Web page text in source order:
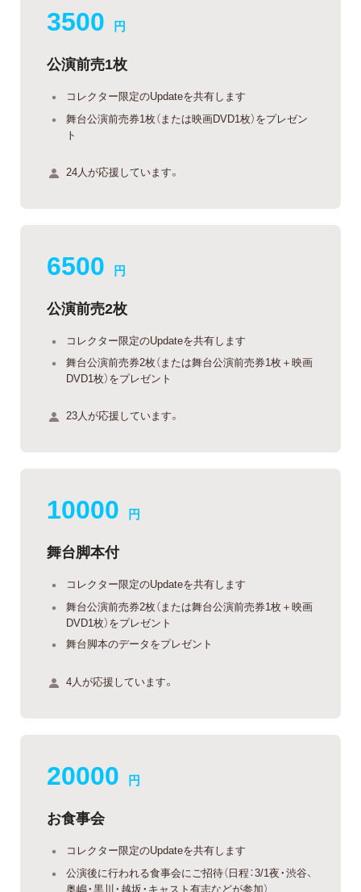
3500 円
公演前売1枚
コレクター限定のUpdateを共有します
舞台公演前売券1枚（または映画DVD1枚）をプレゼン
ト
24人が応援しています。
6500 円
公演前売2枚
コレクター限定のUpdateを共有します
舞台公演前売券2枚（または舞台公演前売券1枚＋映画
DVD1枚）をプレゼント
23人が応援しています。
10000 円
舞台脚本付
コレクター限定のUpdateを共有します
舞台公演前売券2枚（または舞台公演前売券1枚＋映画
DVD1枚）をプレゼント
舞台脚本のデータをプレゼント
4人が応援しています。
20000 円
お食事会
コレクター限定のUpdateを共有します
公演後に行われる食事会にご招待（日程：3/1夜・渋谷、
奥嶋・黒川・越坂・キャスト有志などが参加）